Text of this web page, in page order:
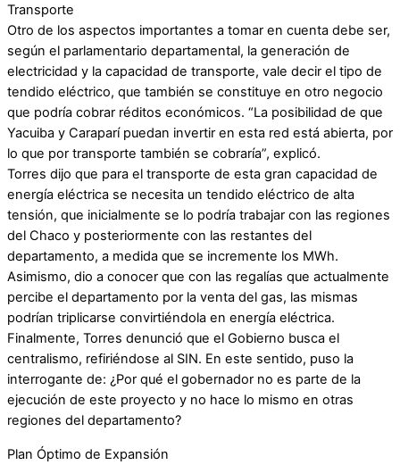
Transporte
Otro de los aspectos importantes a tomar en cuenta debe ser,
según el parlamentario departamental, la generación de
electricidad y la capacidad de transporte, vale decir el tipo de
tendido eléctrico, que también se constituye en otro negocio
que podría cobrar réditos económicos. “La posibilidad de que
Yacuiba y Caraparí puedan invertir en esta red está abierta, por
lo que por transporte también se cobraría”, explicó.
Torres dijo que para el transporte de esta gran capacidad de
energía eléctrica se necesita un tendido eléctrico de alta
tensión, que inicialmente se lo podría trabajar con las regiones
del Chaco y posteriormente con las restantes del
departamento, a medida que se incremente los MWh.
Asimismo, dio a conocer que con las regalías que actualmente
percibe el departamento por la venta del gas, las mismas
podrían triplicarse convirtiéndola en energía eléctrica.
Finalmente, Torres denunció que el Gobierno busca el
centralismo, refiriéndose al SIN. En este sentido, puso la
interrogante de: ¿Por qué el gobernador no es parte de la
ejecución de este proyecto y no hace lo mismo en otras
regiones del departamento?
Plan Óptimo de Expansión